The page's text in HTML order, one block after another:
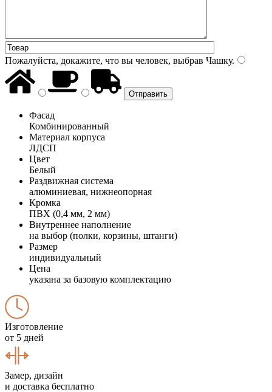
Пожалуйста, докажите, что вы человек, выбрав Чашку.
Фасад
Комбинированный
Материал корпуса
ЛДСП
Цвет
Белый
Раздвижная система
алюминиевая, нижнеопорная
Кромка
ПВХ (0,4 мм, 2 мм)
Внутреннее наполнение
на выбор (полки, корзины, штанги)
Размер
индивидуальный
Цена
указана за базовую комплектацию
Изготовление
от 5 дней
Замер, дизайн
и доставка бесплатно